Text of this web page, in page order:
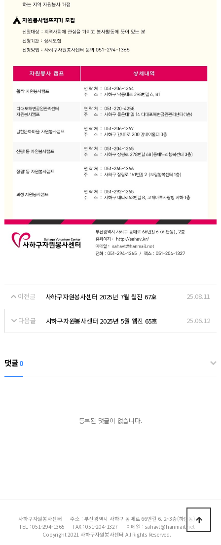
이전글 사하구자원봉사센터 2025년 7월 웹진 67호 25.08.11
다음글 사하구자원봉사센터 2025년 5월 웹진 65호 25.06.12
댓글0
등록된 댓글이 없습니다.
사하구자원봉사센터
주소 : 부산광역시 사하구 동매로 66번길 6. 2~3층(하단동)
TEL : 051-294-1365
FAX : 051-204-1327
이메일 : sahavt@hanmail.net
Copyright 2021 사하구자원봉사센터 All Rights Reserved.